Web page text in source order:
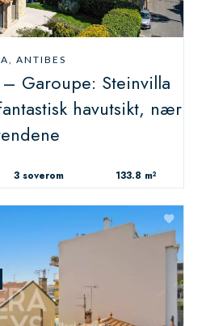
ANTIBES
– Garoupe: Steinvilla
havutsikt, nær
3 soverom 133.8 m²